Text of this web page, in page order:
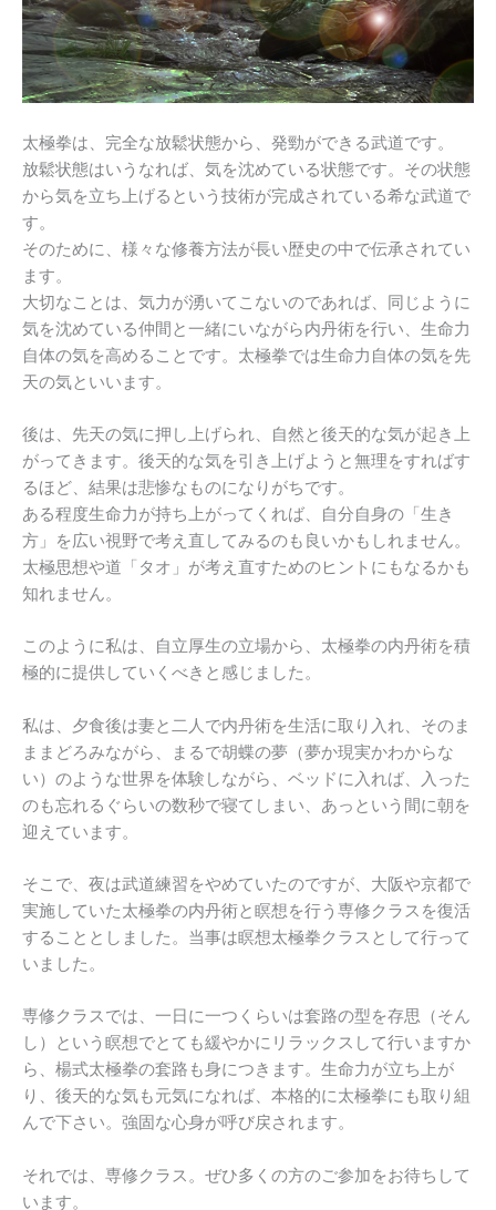
太極拳は、完全な放鬆状態から、発勁ができる武道です。
放鬆状態はいうなれば、気を沈めている状態です。その状態
から気を立ち上げるという技術が完成されている希な武道で
す。
そのために、様々な修養方法が長い歴史の中で伝承されてい
ます。
大切なことは、気力が湧いてこないのであれば、同じように
気を沈めている仲間と一緒にいながら内丹術を行い、生命力
自体の気を高めることです。太極拳では生命力自体の気を先
天の気といいます。
後は、先天の気に押し上げられ、自然と後天的な気が起き上
がってきます。後天的な気を引き上げようと無理をすればす
るほど、結果は悲惨なものになりがちです。
ある程度生命力が持ち上がってくれば、自分自身の「生き
方」を広い視野で考え直してみるのも良いかもしれません。
太極思想や道「タオ」が考え直すためのヒントにもなるかも
知れません。
このように私は、自立厚生の立場から、太極拳の内丹術を積
極的に提供していくべきと感じました。
私は、夕食後は妻と二人で内丹術を生活に取り入れ、そのま
ままどろみながら、まるで胡蝶の夢（夢か現実かわからな
い）のような世界を体験しながら、ベッドに入れば、入った
のも忘れるぐらいの数秒で寝てしまい、あっという間に朝を
迎えています。
そこで、夜は武道練習をやめていたのですが、大阪や京都で
実施していた太極拳の内丹術と瞑想を行う専修クラスを復活
することとしました。当事は瞑想太極拳クラスとして行って
いました。
専修クラスでは、一日に一つくらいは套路の型を存思（そん
し）という瞑想でとても緩やかにリラックスして行いますか
ら、楊式太極拳の套路も身につきます。生命力が立ち上が
り、後天的な気も元気になれば、本格的に太極拳にも取り組
んで下さい。強固な心身が呼び戻されます。
それでは、専修クラス。ぜひ多くの方のご参加をお待ちして
います。